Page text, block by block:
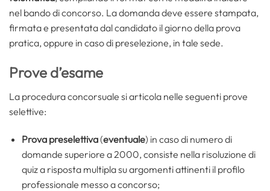
nel bando di concorso. La domanda deve essere stampata,
firmata e presentata dal candidato il giorno della prova
pratica, oppure in caso di preselezione, in tale sede.
Prove d’esame
La procedura concorsuale si articola nelle seguenti prove
selettive:
Prova preselettiva(eventuale) in caso di numero di
domande superiore a 2000, consiste nella risoluzione di
quiz a risposta multipla su argomenti attinenti il profilo
professionale messo a concorso;